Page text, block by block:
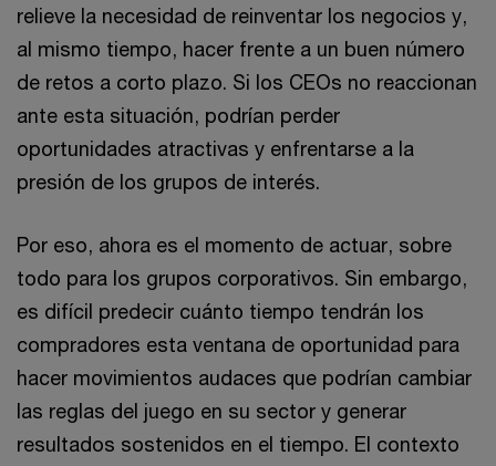
relieve la necesidad de reinventar los negocios y,
al mismo tiempo, hacer frente a un buen número
de retos a corto plazo. Si los CEOs no reaccionan
ante esta situación, podrían perder
oportunidades atractivas y enfrentarse a la
presión de los grupos de interés.
Por eso, ahora es el momento de actuar, sobre
todo para los grupos corporativos. Sin embargo,
es difícil predecir cuánto tiempo tendrán los
compradores esta ventana de oportunidad para
hacer movimientos audaces que podrían cambiar
las reglas del juego en su sector y generar
resultados sostenidos en el tiempo. El contexto